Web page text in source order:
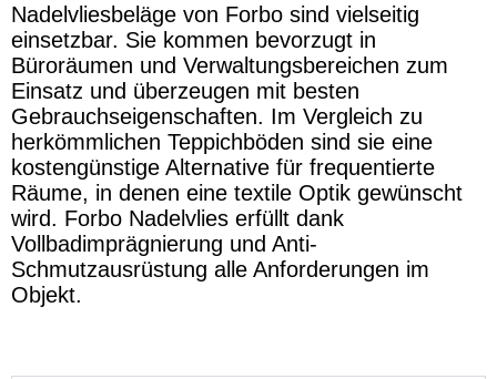
Nadelvliesbeläge von Forbo sind vielseitig
einsetzbar. Sie kommen bevorzugt in
Büroräumen und Verwaltungsbereichen zum
Einsatz und überzeugen mit besten
Gebrauchseigenschaften. Im Vergleich zu
herkömmlichen Teppichböden sind sie eine
kostengünstige Alternative für frequentierte
Räume, in denen eine textile Optik gewünscht
wird. Forbo Nadelvlies erfüllt dank
Vollbadimprägnierung und Anti-
Schmutzausrüstung alle Anforderungen im
Objekt.